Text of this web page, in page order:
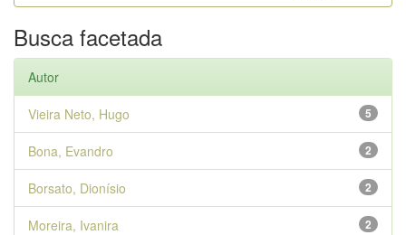
Busca facetada
Autor
5
Vieira Neto, Hugo
2
Bona, Evandro
2
Borsato, Dionísio
2
Moreira, Ivanira